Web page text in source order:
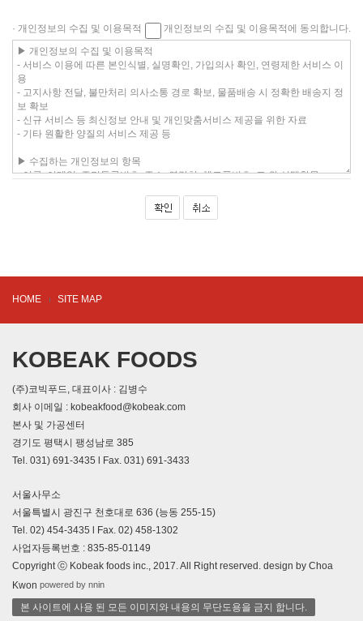
· 개인정보의 수집 및 이용목적 개인정보의 수집 및 이용목적에 동의합니다.
HOME SITE MAP
KOBEAK FOODS
(주)코빅푸드, 대표이사 : 김병수
회사 이메일 : kobeakfood@kobeak.com
본사 및 가공센터
경기도 평택시 팽성남로 385
Tel. 031) 691-3435 l Fax. 031) 691-3433
서울사무소
서울특별시 광진구 천호대로 636 (능동 255-15)
Tel. 02) 454-3435 l Fax. 02) 458-1302
사업자등록번호 : 835-85-01149
Copyright ⓒ Kobeak foods inc., 2017. All Right reserved. design by Choa
Kwon powered by nnin
본 사이트에 사용 된 모든 이미지와 내용의 무단도용을 금지 합니다.